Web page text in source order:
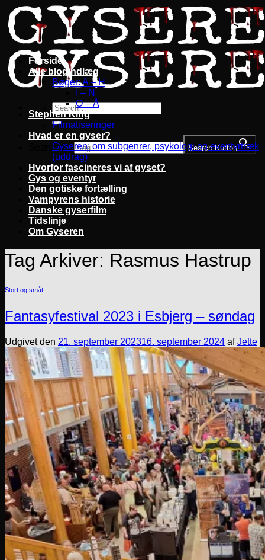
Fortsæt
til
indhold
Search for: Search Button
Forside
Alle blogindlæg
Bøger: A – H
I – N
O – Å
Stephen King
Filmatiseringer
Hvad er en gyser?
Gyseren: om subgenrer, psykologi og eventyrtræk
(uddrag)
Hvorfor fascineres vi af gyset?
Gys og eventyr
Den gotiske fortælling
Vampyrens historie
Danske gyserfilm
Tidslinje
Om Gyseren
Tag Arkiver: Rasmus Hastrup
Stort og småt
Fantasyfestival 2023 i Esbjerg – søndag
Udgivet den 21. september 202316. september 2024 afJette